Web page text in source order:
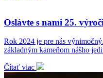
Oslávte s nami 25.
Rok 2024 je pre nás
základným kameňom nášho
Čítať viac